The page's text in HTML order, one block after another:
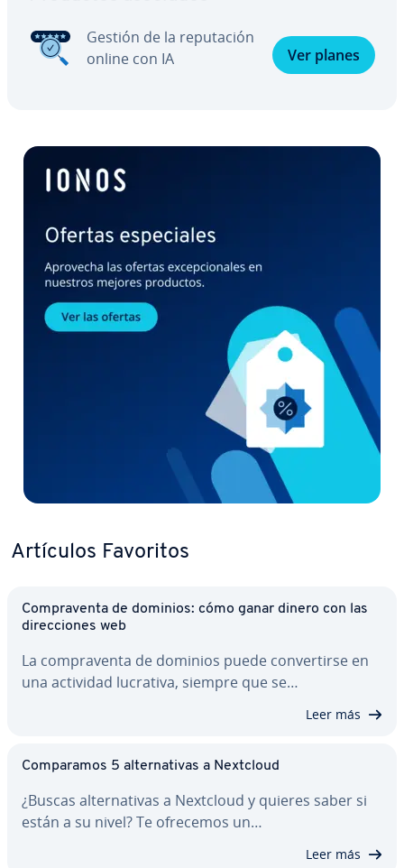
Gestión de la repu­tación
online con IA
Ver planes
Artículos Favoritos
Co­m­pra­ve­n­ta de dominios: cómo ganar dinero con las
di­re­c­cio­nes web
La co­m­pra­ve­n­ta de dominios puede co­n­ve­r­ti­r­se en
una actividad lucrativa, siempre que se…
Leer más
Co­m­pa­ra­mos 5 al­te­r­na­ti­vas a Nextcloud
¿Buscas al­te­r­na­ti­vas a Nextcloud y quieres saber si
están a su nivel? Te ofrecemos un…
Leer más